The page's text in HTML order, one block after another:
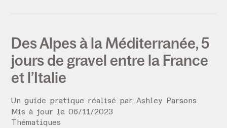
Des Alpes à la Méditerranée, 5
jours de gravel entre la France
et l’Italie
Un guide pratique réalisé parAshley Parsons
Mis à jour le06/11/2023
Thématiques